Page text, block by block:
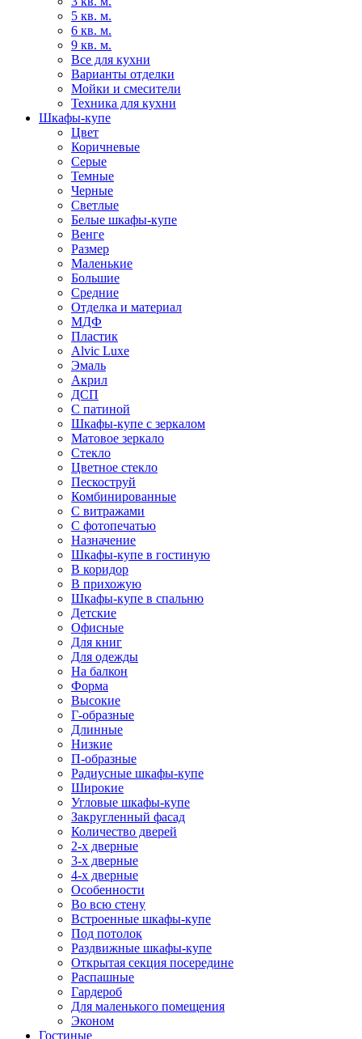
5 кв. м.
6 кв. м.
9 кв. м.
Все для кухни
Варианты отделки
Мойки и смесители
Техника для кухни
Шкафы-купе
Цвет
Коричневые
Серые
Темные
Черные
Светлые
Белые шкафы-купе
Венге
Размер
Маленькие
Большие
Средние
Отделка и материал
МДФ
Пластик
Alvic Luxe
Эмаль
Акрил
ДСП
С патиной
Шкафы-купе с зеркалом
Матовое зеркало
Стекло
Цветное стекло
Пескоструй
Комбинированные
С витражами
С фотопечатью
Назначение
Шкафы-купе в гостиную
В коридор
В прихожую
Шкафы-купе в спальню
Детские
Офисные
Для книг
Для одежды
На балкон
Форма
Высокие
Г-образные
Длинные
Низкие
П-образные
Радиусные шкафы-купе
Широкие
Угловые шкафы-купе
Закругленный фасад
Количество дверей
2-х дверные
3-х дверные
4-х дверные
Особенности
Во всю стену
Встроенные шкафы-купе
Под потолок
Раздвижные шкафы-купе
Открытая секция посередине
Распашные
Гардероб
Для маленького помещения
Эконом
Гостиные